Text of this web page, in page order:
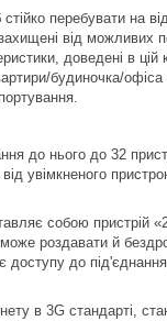
перебувати на
від можливих
доведені в
будиночка/
до нього до 32
увімкненого
собою
роздавати й
до
в 3G стандарті,